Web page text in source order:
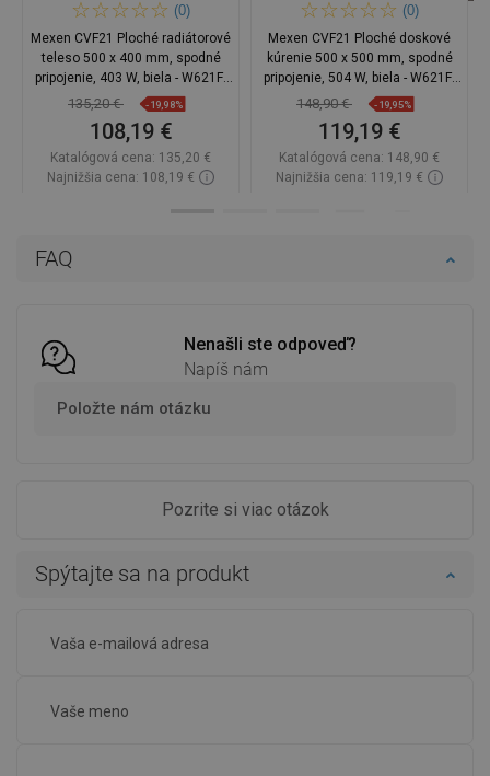
FAQ
Nenašli ste odpoveď?
Napíš nám
Položte nám otázku
Pozrite si viac otázok
Spýtajte sa na produkt
(0)
Mexen CVF21 Ploché radiátorové
teleso 500 x 400 mm, spodné
pripojenie, 403 W, biela - W621F-
050-040-00
135,20 € -19,98%
108,19 €
Katalógová cena: 135,20 €
Najnižšia cena: 108,19 €
(0)
Mexen CVF21 Ploché doskové
kúrenie 500 x 500 mm, spodné
pripojenie, 504 W, biela - W621F-
050-050-00
148,90 € -19,95%
119,19 €
Katalógová cena: 148,90 €
Najnižšia cena: 119,19 €